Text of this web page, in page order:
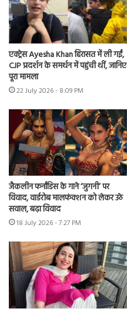
एक्ट्रेस Ayesha Khan हिरासत में ली गईं,
CJP प्रदर्शन के समर्थन में पहुंची थीं, जानिए
पूरा मामला
22 July 2026 - 8:09 PM
जैकलीन फर्नांडिस के गाने ‘जुगनी’ पर
विवाद, वार्डरोब मालफंक्शन को लेकर उठे
सवाल, बढ़ा विवाद
18 July 2026 - 7:27 PM